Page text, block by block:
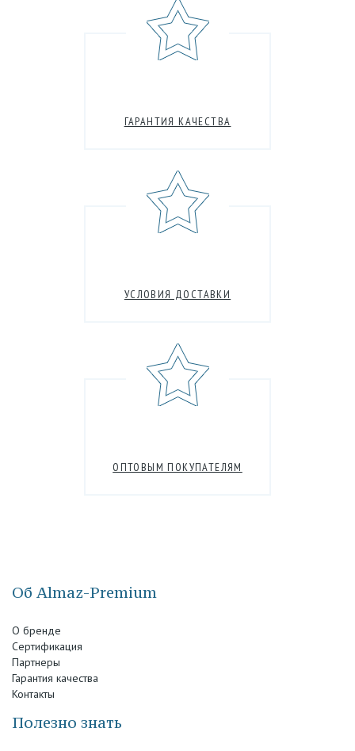
ГАРАНТИЯ КАЧЕСТВА
УСЛОВИЯ ДОСТАВКИ
ОПТОВЫМ ПОКУПАТЕЛЯМ
Об Almaz-Premium
О бренде
Сертификация
Партнеры
Гарантия качества
Контакты
Полезно знать